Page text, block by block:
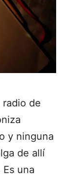
radio de
y ninguna
de allí
una